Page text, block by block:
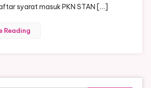
syarat masuk PKN STAN […]
Reading